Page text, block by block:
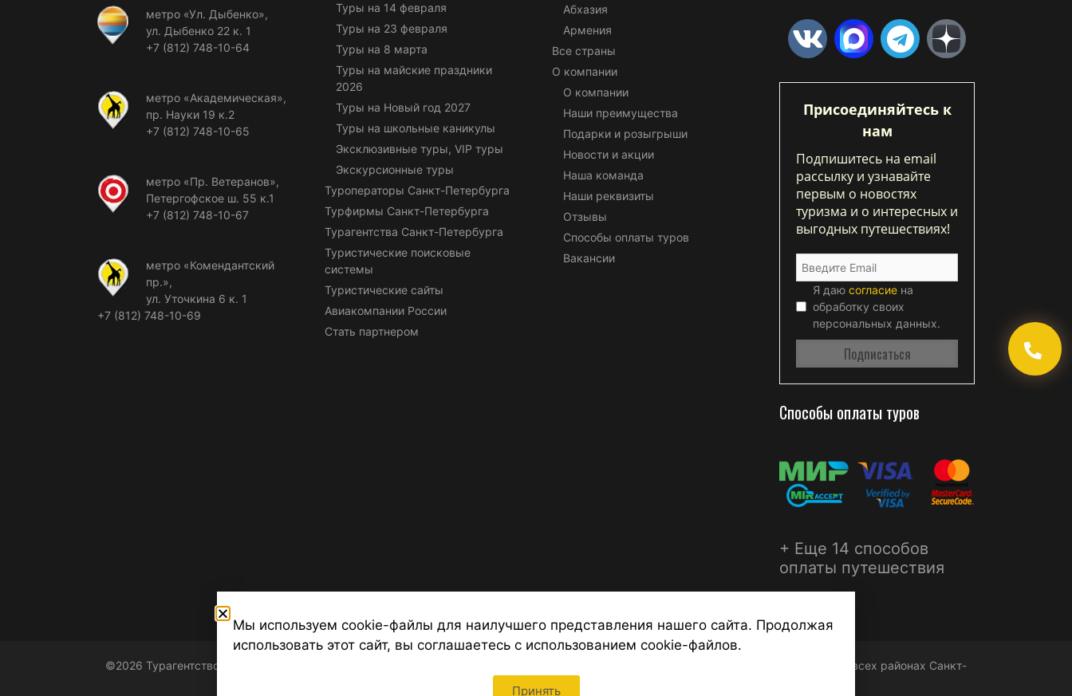
метро «Ул. Дыбенко»,
ул. Дыбенко 22 к. 1
+7 (812) 748-10-64
метро «Академическая»,
пр. Науки 19 к.2
+7 (812) 748-10-65
метро «Пр. Ветеранов»,
Петергофское ш. 55 к.1
+7 (812) 748-10-67
метро «Комендантский
пр.»,
ул. Уточкина 6 к. 1
+7 (812) 748-10-69
Туры на 14 февраля
Туры на 23 февраля
Туры на 8 марта
Туры на майские праздники
2026
Туры на Новый год 2027
Туры на школьные каникулы
Эксклюзивные туры, VIP туры
Экскурсионные туры
Туроператоры Санкт-Петербурга
Турфирмы Санкт-Петербурга
Турагентства Санкт-Петербурга
Туристические поисковые
системы
Туристические сайты
Авиакомпании России
Стать партнером
Абхазия
Армения
Все страны
О компании
О компании
Наши преимущества
Подарки и розыгрыши
Новости и акции
Наша команда
Наши реквизиты
Отзывы
Способы оплаты туров
Вакансии
Присоединяйтесь к
нам
Подпишитесь на email
рассылку и узнавайте
первым о новостях
туризма и о интересных и
выгодных путешествиях!
Я даю согласие на
обработку своих
персональных данных.
Способы оплаты туров
+ Еще 14 способов
оплаты путешествия
©2026 Турагентство Турсфера - Поиск туров от надежных туроператоров, официальный сайт турфирмы ТУРСФЕРА - турагентства во всех районах Санкт-
Мы используем cookie-файлы для наилучшего представления нашего сайта. Продолжая
использовать этот сайт, вы соглашаетесь с использованием cookie-файлов.
Принять